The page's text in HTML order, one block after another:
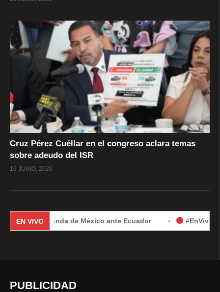
Cruz Pérez Cuéllar en el congreso aclara temas
sobre adeudo del ISR
16 JUNIO, 2026
EN VIVO
demanda de México ante Ecuador #EnVivo |
PUBLICIDAD